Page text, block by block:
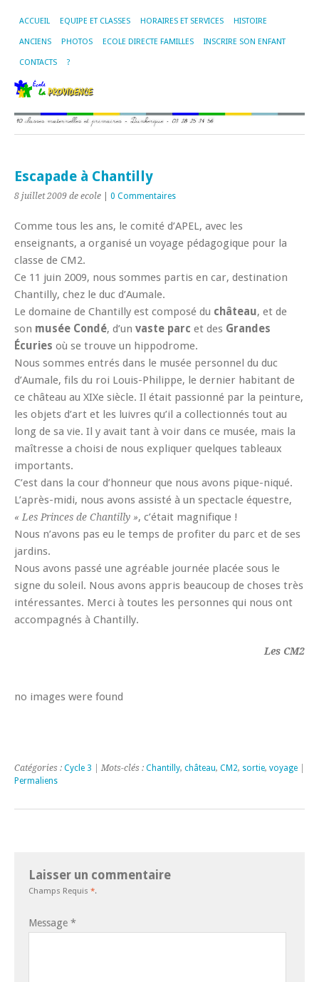
ACCUEIL EQUIPE ET CLASSES HORAIRES ET SERVICES HISTOIRE
ANCIENS PHOTOS ECOLE DIRECTE FAMILLES INSCRIRE SON ENFANT
CONTACTS ?
Escapade à Chantilly
8 juillet 2009 de ecole 0 Commentaires
Comme tous les ans, le comité d’APEL, avec les
enseignants, a organisé un voyage pédagogique pour la
classe de CM2.
Ce 11 juin 2009, nous sommes partis en car, destination
Chantilly, chez le duc d’Aumale.
Le domaine de Chantilly est composé du château, et de
son musée Condé, d’un vaste parc et des Grandes
Écuries où se trouve un hippodrome.
Nous sommes entrés dans le musée personnel du duc
d’Aumale, fils du roi Louis-Philippe, le dernier habitant de
ce château au XIXe siècle. Il était passionné par la peinture,
les objets d’art et les luivres qu’il a collectionnés tout au
long de sa vie. Il y avait tant à voir dans ce musée, mais la
maîtresse a choisi de nous expliquer quelques tableaux
importants.
C’est dans la cour d’honneur que nous avons pique-niqué.
L’après-midi, nous avons assisté à un spectacle équestre,
« Les Princes de Chantilly », c’était magnifique !
Nous n’avons pas eu le temps de profiter du parc et de ses
jardins.
Nous avons passé une agréable journée placée sous le
signe du soleil. Nous avons appris beaucoup de choses très
intéressantes. Merci à toutes les personnes qui nous ont
accompagnés à Chantilly.
Les CM2
no images were found
Catégories : Cycle 3 | Mots-clés : Chantilly, château, CM2, sortie, voyage
Permaliens
Laisser un commentaire
Champs Requis *.
Message *